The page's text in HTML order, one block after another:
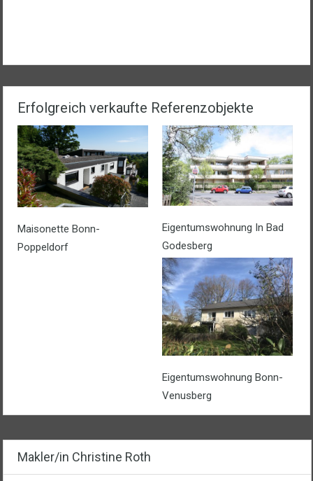
Erfolgreich verkaufte Referenzobjekte
Maisonette Bonn-
Poppeldorf
Eigentumswohnung In Bad
Godesberg
Eigentumswohnung Bonn-
Venusberg
Makler/in Christine Roth